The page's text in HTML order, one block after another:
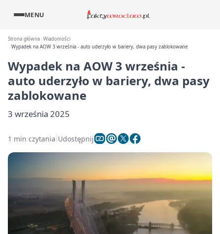
MENU
Strona główna Wiadomości
Wypadek na AOW 3 września - auto uderzyło w bariery, dwa pasy zablokowane
Wypadek na AOW 3 września -
auto uderzyło w bariery, dwa pasy
zablokowane
3 września 2025
1 min czytania Udostępnij